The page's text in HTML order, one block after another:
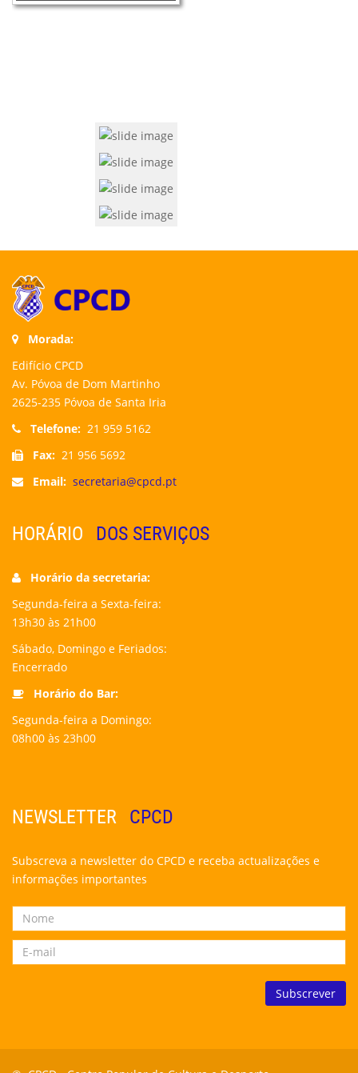
Morada:
Edifício CPCD
Av. Póvoa de Dom Martinho
2625-235 Póvoa de Santa Iria
Telefone: 21 959 5162
Fax: 21 956 5692
Email: secretaria@cpcd.pt
HORÁRIO DOS SERVIÇOS
Horário da secretaria:
Segunda-feira a Sexta-feira:
13h30 às 21h00
Sábado, Domingo e Feriados:
Encerrado
Horário do Bar:
Segunda-feira a Domingo:
08h00 às 23h00
NEWSLETTER CPCD
Subscreva a newsletter do CPCD e receba actualizações e
informações importantes